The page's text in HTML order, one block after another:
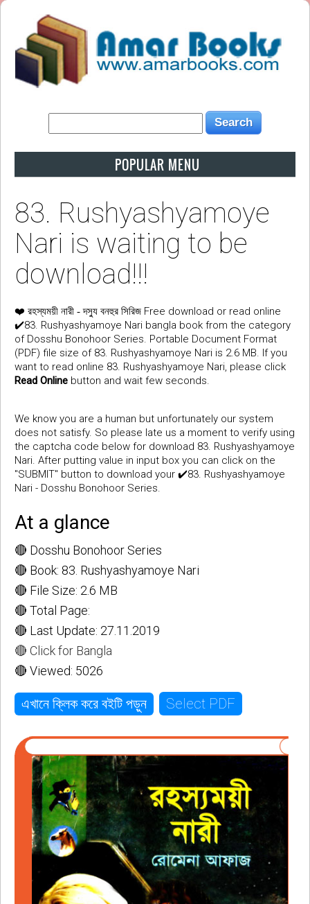
POPULAR MENU
83. Rushyashyamoye
Nari is waiting to be
download!!!
❤️ রহস্যময়ী নারী - দস্যু বনহুর সিরিজ Free download or read online
✔️83. Rushyashyamoye Nari bangla book from the category
of Dosshu Bonohoor Series. Portable Document Format
(PDF) file size of 83. Rushyashyamoye Nari is 2.6 MB. If you
want to read online 83. Rushyashyamoye Nari, please click
Read Online button and wait few seconds.
We know you are a human but unfortunately our system
does not satisfy. So please late us a moment to verify using
the captcha code below for download 83. Rushyashyamoye
Nari. After putting value in input box you can click on the
"SUBMIT" button to download your ✔️83. Rushyashyamoye
Nari - Dosshu Bonohoor Series.
At a glance
🔴 Dosshu Bonohoor Series
🔴 Book: 83. Rushyashyamoye Nari
🔴 File Size: 2.6 MB
🔴 Total Page:
🔴 Last Update: 27.11.2019
🔴 Click for Bangla
🔴 Viewed: 5026
এখানে ক্লিক করে বইটি পড়ুন Select PDF